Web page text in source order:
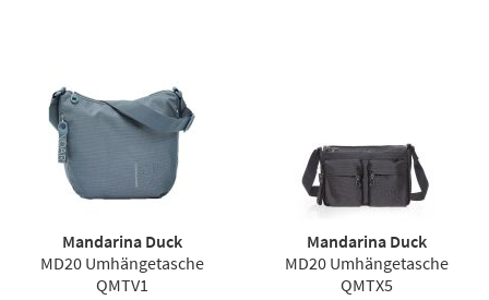
Mandarina Duck
MD20 Umhängetasche
QMTV1
Mandarina Duck
MD20 Umhängetasche
QMTX5